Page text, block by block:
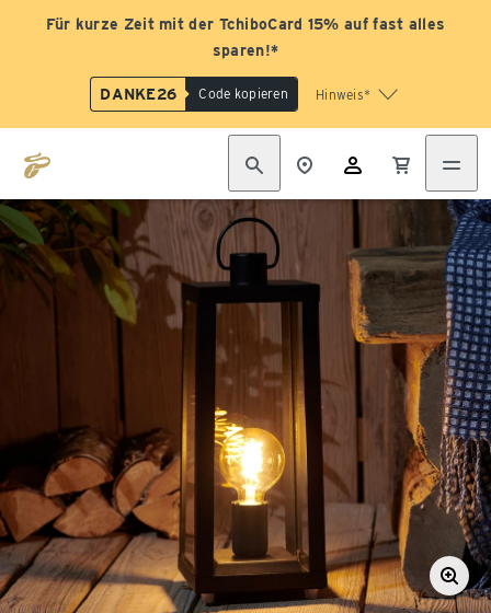
Für kurze Zeit mit der TchiboCard 15% auf fast alles
sparen!*
DANKE26 Code kopieren Hinweis*